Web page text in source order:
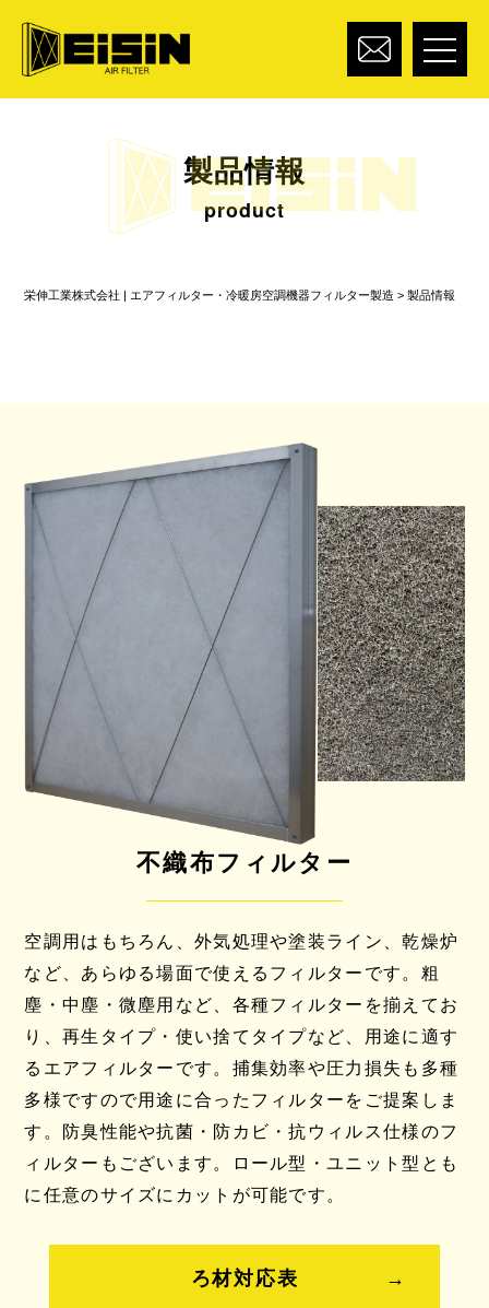
製品情報
product
栄伸工業株式会社 | エアフィルター・冷暖房空調機器フィルター製造 >製品情報
不織布フィルター
空調用はもちろん、外気処理や塗装ライン、乾燥炉
など、あらゆる場面で使えるフィルターです。粗
塵・中塵・微塵用など、各種フィルターを揃えてお
り、再生タイプ・使い捨てタイプなど、用途に適す
るエアフィルターです。捕集効率や圧力損失も多種
多様ですので用途に合ったフィルターをご提案しま
す。防臭性能や抗菌・防カビ・抗ウィルス仕様のフ
ィルターもございます。ロール型・ユニット型とも
に任意のサイズにカットが可能です。
ろ材対応表